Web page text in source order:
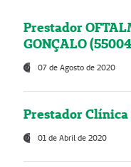
Prestador
GONÇALO
07 de Agosto de 2020
Prestador
01 de Abril de 2020